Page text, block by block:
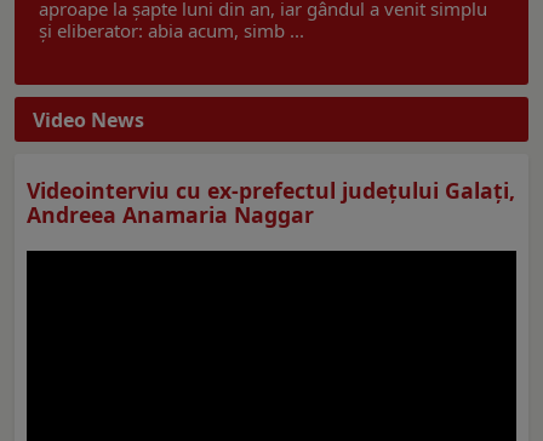
aproape la șapte luni din an, iar gândul a venit simplu
și eliberator: abia acum, simb ...
Video News
Videointerviu cu ex-prefectul judeţului Galaţi,
Andreea Anamaria Naggar